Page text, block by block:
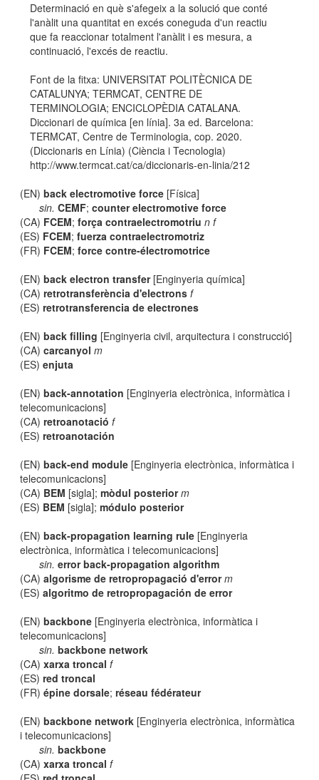
Determinació en què s'afegeix a la solució que conté
l'anàlit una quantitat en excés coneguda d'un reactiu
que fa reaccionar totalment l'anàlit i es mesura, a
continuació, l'excés de reactiu.
Font de la fitxa: UNIVERSITAT POLITÈCNICA DE
CATALUNYA; TERMCAT, CENTRE DE
TERMINOLOGIA; ENCICLOPÈDIA CATALANA.
Diccionari de química [en línia]. 3a ed. Barcelona:
TERMCAT, Centre de Terminologia, cop. 2020.
(Diccionaris en Línia) (Ciència i Tecnologia)
http://www.termcat.cat/ca/diccionaris-en-linia/212
(EN)back electromotive force [Física]
sin. CEMF; counter electromotive force
(CA) FCEM;força contraelectromotriu n f
(ES) FCEM;fuerza contraelectromotriz
(FR) FCEM;force contre-électromotrice
(EN)back electron transfer[Enginyeria química]
(CA)retrotransferència d'electrons f
(ES)retrotransferencia de electrones
(EN)back filling [Enginyeria civil, arquitectura i construcció]
(CA)carcanyol m
(ES)enjuta
(EN)back-annotation [Enginyeria electrònica, informàtica i
telecomunicacions]
(CA)retroanotació f
(ES)retroanotación
(EN)back-end module [Enginyeria electrònica, informàtica i
telecomunicacions]
(CA) BEM [sigla];mòdul posterior m
(ES) BEM [sigla];módulo posterior
(EN)back-propagation learning rule [Enginyeria
electrònica, informàtica i telecomunicacions]
sin. error back-propagation algorithm
(CA)algorisme de retropropagació d'error m
(ES)algoritmo de retropropagación de error
(EN)backbone [Enginyeria electrònica, informàtica i
telecomunicacions]
sin. backbone network
(CA)xarxa troncal f
(ES)red troncal
(FR)épine dorsale;réseau fédérateur
(EN)backbone network [Enginyeria electrònica, informàtica
i telecomunicacions]
sin. backbone
(CA)xarxa troncal f